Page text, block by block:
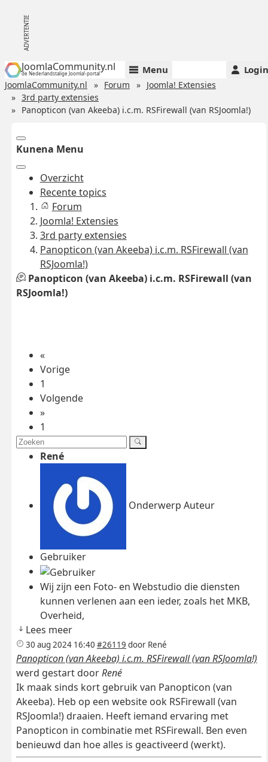
JoomlaCommunity.nl
de Nederlandstalige Joomla!-portal Menu Login
JoomlaCommunity.nl Forum
Joomla! Extensies
3rd party extensies
Panopticon (van Akeeba) i.c.m. RSFirewall (van RSJoomla!)
Kunena Menu
Overzicht
Recente topics
Forum
Joomla! Extensies
3rd party extensies
Panopticon (van Akeeba) i.c.m. RSFirewall (van
RSJoomla!)
Panopticon (van Akeeba) i.c.m. RSFirewall (van
RSJoomla!)
«
Vorige
1
Volgende
»
1
René
Onderwerp Auteur
Gebruiker
Wij zijn een Foto- en Webstudio die diensten
kunnen verlenen aan een ieder, zoals het MKB,
Overheid,
Lees meer
30 aug 2024 16:40 #26119 door René
Panopticon (van Akeeba) i.c.m. RSFirewall (van RSJoomla!)
werd gestart doorRené
Ik maak sinds kort gebruik van Panopticon (van
Akeeba). Heb op een website ook RSFirewall (van
RSJoomla!) draaien. Heeft iemand ervaring met
Panopticon in combinatie met RSFirewall. Ben even
benieuwd dan hoe alles is geactiveerd (werkt).